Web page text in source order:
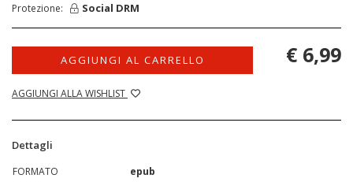
Protezione: Social DRM
AGGIUNGI AL CARRELLO
AGGIUNGI ALLA WISHLIST
€ 6,99
Dettagli
FORMATO
epub